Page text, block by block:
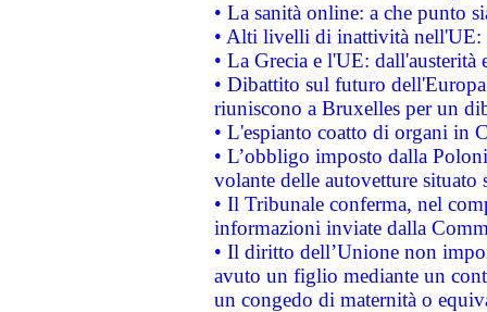
• La sanità online: a che punto
• Alti livelli di inattività nell'UE:
• La Grecia e l'UE: dall'austerità
• Dibattito sul futuro
riuniscono a Bruxelles per un
• L'espianto coatto di organi in
• L’obbligo imposto dalla
volante delle autovetture
• Il Tribunale conferma, nel
informazioni inviate dalla
• Il diritto dell’Unione non
avuto un figlio mediante un
un congedo di maternità o